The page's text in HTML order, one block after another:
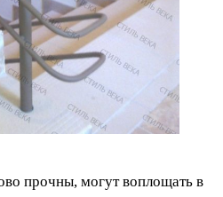
прочны, могут воплощать в